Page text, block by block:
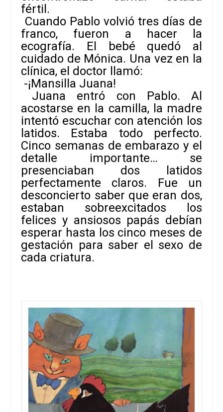
fértil.
Cuando Pablo volvió tres días de
franco, fueron a hacer la
ecografía. El bebé quedó al
cuidado de Mónica. Una vez en la
clínica, el doctor llamó:
-¡Mansilla Juana!
Juana entró con Pablo. Al
acostarse en la camilla, la madre
intentó escuchar con atención los
latidos. Estaba todo perfecto.
Cinco semanas de embarazo y el
detalle importante… se
presenciaban dos latidos
perfectamente claros. Fue un
desconcierto saber que eran dos,
estaban sobreexcitados los
felices y ansiosos papás debían
esperar hasta los cinco meses de
gestación para saber el sexo de
cada criatura.